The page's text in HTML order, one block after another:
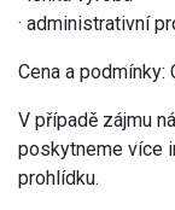
· administrativní
Cena a podmínky:
V případě zájmu
poskytneme více
prohlídku.